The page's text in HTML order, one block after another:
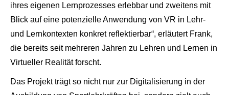
ihres eigenen Lernprozesses erlebbar und zweitens mit
Blick auf eine potenzielle Anwendung von VR in Lehr-
und Lernkontexten konkret reflektierbar“, erläutert Frank,
die bereits seit mehreren Jahren zu Lehren und Lernen in
Virtueller Realität forscht.
Das Projekt trägt so nicht nur zur Digitalisierung in der